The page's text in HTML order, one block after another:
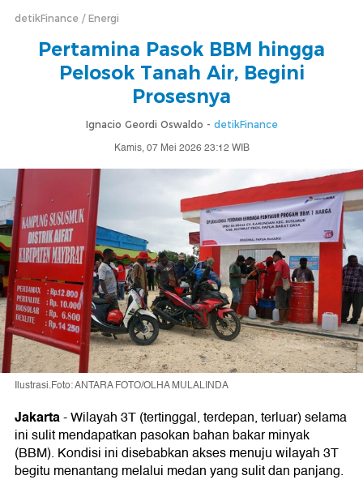
detikFinance Energi
Pertamina Pasok BBM hingga
Pelosok Tanah Air, Begini
Prosesnya
Ignacio Geordi Oswaldo - detikFinance
Kamis, 07 Mei 2026 23:12 WIB
Ilustrasi.Foto: ANTARA FOTO/OLHA MULALINDA
Jakarta-Wilayah 3T (tertinggal, terdepan, terluar) selama
ini sulit mendapatkan pasokan bahan bakar minyak
(BBM). Kondisi ini disebabkan akses menuju wilayah 3T
begitu menantang melalui medan yang sulit dan panjang.